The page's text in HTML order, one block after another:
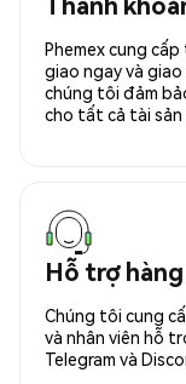
Phemex cung
giao ngay và
chúng tôi đảm
cho tất cả tài sản
Hỗ trợ
Chúng tôi cung
và nhân viên hỗ
Telegram và